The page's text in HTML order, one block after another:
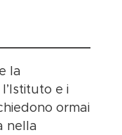
la
e i
ormai
nella